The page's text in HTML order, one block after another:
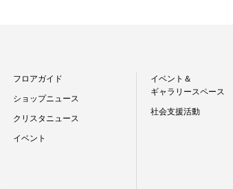
フロアガイド
ショップニュース
クリスタニュース
イベント
イベント＆
ギャラリースペース
社会支援活動